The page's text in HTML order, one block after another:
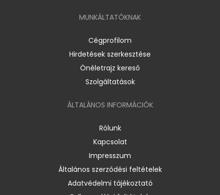
MUNKÁLTATÓKNAK
Cégprofilom
Hirdetések szerkesztése
Önéletrajz kereső
Szolgáltatások
ÁLTALÁNOS INFORMÁCIÓK
Rólunk
Kapcsolat
Impresszum
Általános szerződési feltételek
Adatvédelmi tájékoztató